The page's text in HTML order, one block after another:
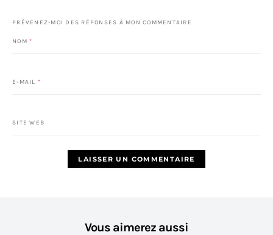
PRÉVENEZ-MOI DES RÉPONSES À MON COMMENTAIRE
NOM *
E-MAIL *
SITE WEB
Vous aimerez aussi